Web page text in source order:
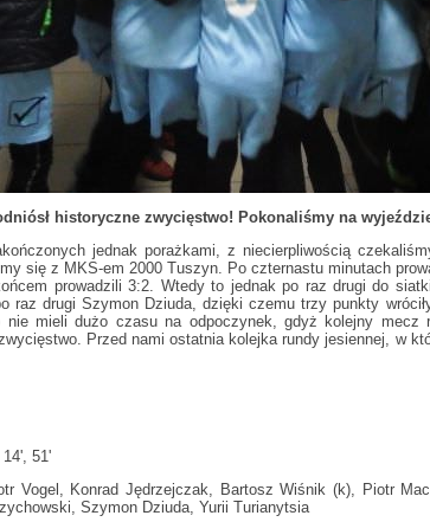
historyczne zwycięstwo! Pokonaliśmy na
jednak porażkami, z niecierpliwością
się z MKS-em 2000 Tuszyn. Po czternastu minutach
prowadzili 3:2. Wtedy to jednak po raz drugi do
raz drugi Szymon Dziuda, dzięki czemu trzy punkty
mieli dużo czasu na odpoczynek, gdyż kolejny mecz
Przed nami ostatnia kolejka rundy jesiennej, w
51'
Vogel, Konrad Jędrzejczak, Bartosz Wiśnik (k), Piotr
Szymon Dziuda, Yurii Turianytsia